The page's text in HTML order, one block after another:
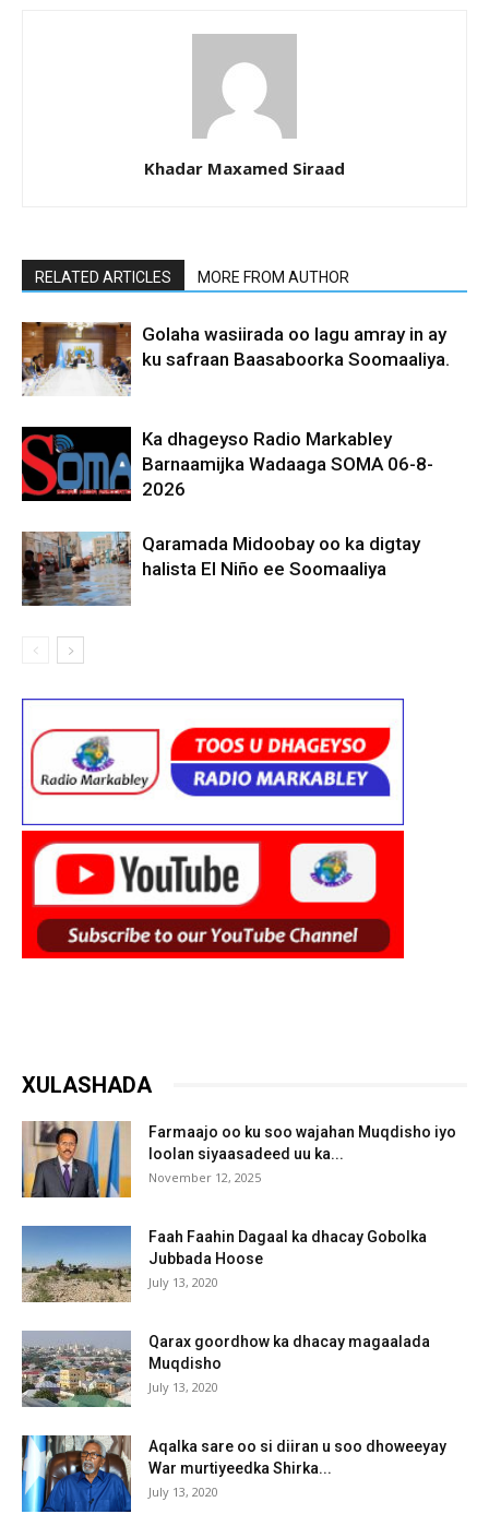
Khadar Maxamed Siraad
RELATED ARTICLES MORE FROM AUTHOR
Golaha wasiirada oo lagu amray in ay
ku safraan Baasaboorka Soomaaliya.
Ka dhageyso Radio Markabley
Barnaamijka Wadaaga SOMA 06-8-
2026
Qaramada Midoobay oo ka digtay
halista El Niño ee Soomaaliya
XULASHADA
Farmaajo oo ku soo wajahan Muqdisho iyo
loolan siyaasadeed uu ka...
November 12, 2025
Faah Faahin Dagaal ka dhacay Gobolka
Jubbada Hoose
July 13, 2020
Qarax goordhow ka dhacay magaalada
Muqdisho
July 13, 2020
Aqalka sare oo si diiran u soo dhoweeyay
War murtiyeedka Shirka...
July 13, 2020